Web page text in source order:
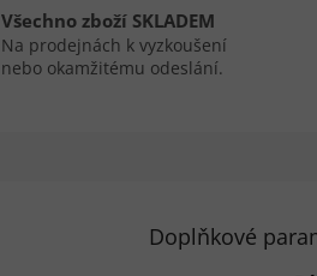
Všechno zboží SKLADEM
Na prodejnách k vyzkoušení
nebo okamžitému odeslání.
Doplňkové